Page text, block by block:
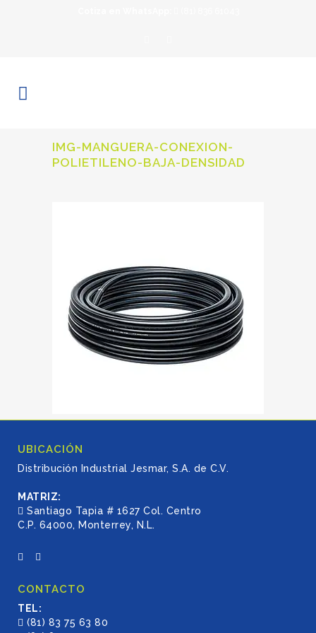
IMG-MANGUERA-CONEXION-
POLIETILENO-BAJA-DENSIDAD
UBICACIÓN
Distribución Industrial Jesmar, S.A. de C.V.
MATRIZ:
Santiago Tapia # 1627 Col. Centro
C.P. 64000, Monterrey, N.L.
CONTACTO
TEL:
(81) 83 75 63 80